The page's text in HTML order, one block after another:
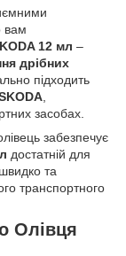
вам
12 мл –
дрібних
підходить
,
засобах.
забезпечує
достатній для
та
транспортного
Олівця